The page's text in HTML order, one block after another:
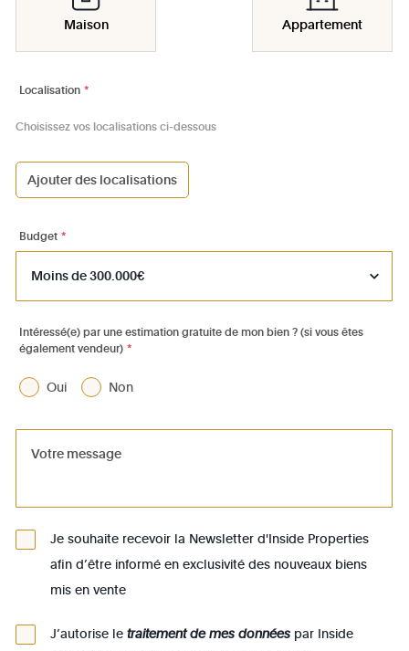
Maison Appartement
Localisation *
Choisissez vos localisations ci-dessous
Ajouter des localisations
1000 - Bruxelles-Ville
1040 - Etterbeek
1050 - Ixelles
1070 - Anderlecht
1080 - Molenbeek-St-Jean
1082 - Berchem-Ste-Agathe
1140 - Evere
1150 - Woluwé-St-Pierre
1170 - Watermael-Boitsfort
Budget *
Intéressé(e) par une estimation gratuite de mon bien ? (si vous êtes
également vendeur) *
Oui Non
Je souhaite recevoir la Newsletter d'Inside Properties
afin d’être informé en exclusivité des nouveaux biens
mis en vente
J’autorise letraitement de mes données par Inside